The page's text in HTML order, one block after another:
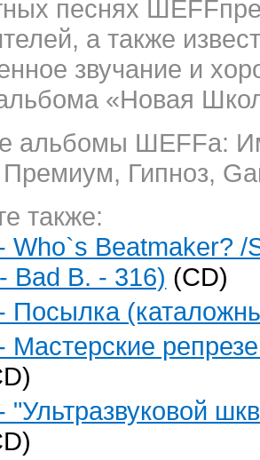
песнях
а также
звучание и
«Новая
альбомы ШЕFFа:
Премиум, Гипноз,
также:
Beatmaker? /
Bad B. - 316) (CD)